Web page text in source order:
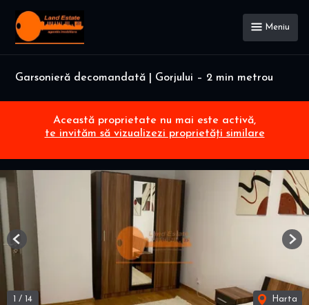
Meniu
Garsonieră decomandată | Gorjului – 2 min metrou
Această proprietate nu mai este activă,
te invităm să vizualizezi proprietăți similare
/ 14 Harta
Previous